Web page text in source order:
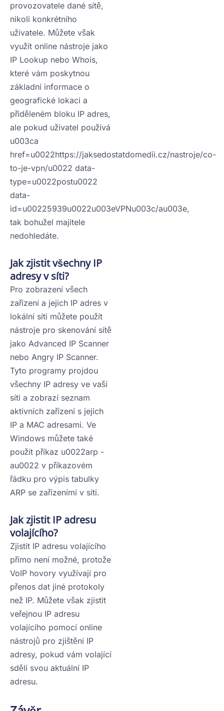
provozovatele dané sítě,
nikoli konkrétního
uživatele. Můžete však
využít online nástroje jako
IP Lookup nebo Whois,
které vám poskytnou
základní informace o
geografické lokaci a
přiděleném bloku IP adres,
ale pokud uživatel používá
u003ca
href=u0022https://jaksedostatdomedii.cz/nastroje/co-
to-je-vpn/u0022 data-
type=u0022postu0022
data-
id=u00225939u0022u003eVPNu003c/au003e,
tak bohužel majitele
nedohledáte.
Jak zjistit všechny IP
adresy v síti?
Pro zobrazení všech
zařízení a jejich IP adres v
lokální síti můžete použít
nástroje pro skenování sítě
jako Advanced IP Scanner
nebo Angry IP Scanner.
Tyto programy projdou
všechny IP adresy ve vaší
síti a zobrazí seznam
aktivních zařízení s jejich
IP a MAC adresami. Ve
Windows můžete také
použít příkaz u0022arp -
au0022 v příkazovém
řádku pro výpis tabulky
ARP se zařízeními v síti.
Jak zjistit IP adresu
volajícího?
Zjistit IP adresu volajícího
přímo není možné, protože
VoIP hovory využívají pro
přenos dat jiné protokoly
než IP. Můžete však zjistit
veřejnou IP adresu
volajícího pomocí online
nástrojů pro zjištění IP
adresy, pokud vám volající
sdělí svou aktuální IP
adresu.